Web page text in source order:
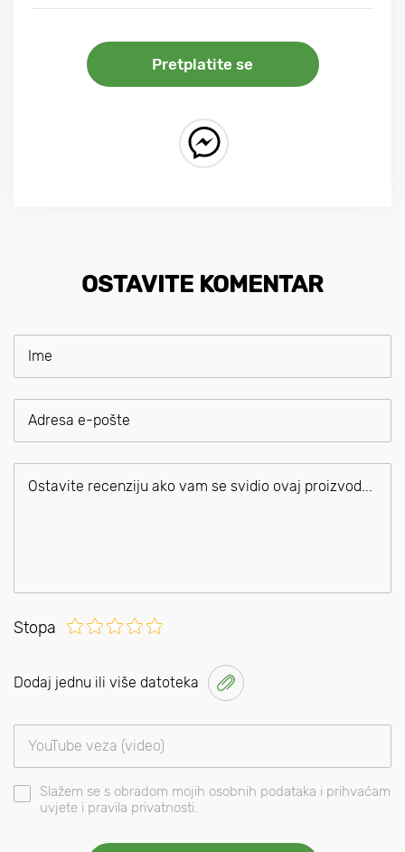
Pretplatite se
OSTAVITE KOMENTAR
Stopa
Dodaj jednu ili više datoteka
Slažem se s obradom mojih osobnih podataka i prihvaćam
uvjete i pravila privatnosti.